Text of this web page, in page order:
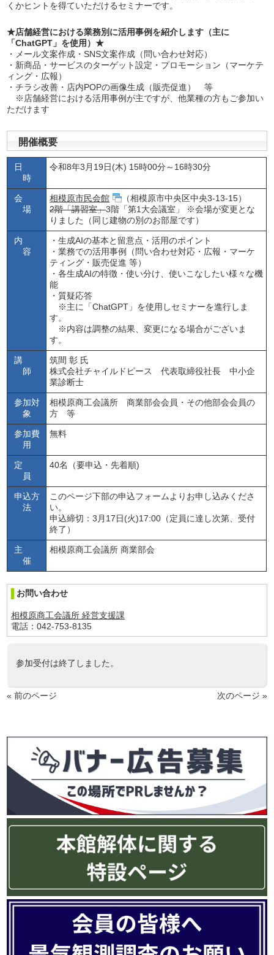
くかヒントを得ていただけるセミナーです。
★店舗経営における業務別に活用事例を紹介します（主に
「ChatGPT」を使用）★
・メール文案作成・SNS文案作成（問い合わせ対応）
・新商品・サービスのターゲット設定・プロモーション（マーケテ
ィング・広報）
・チラシ改善・店内POPの画像生成（販売促進） 等
※店舗経営における活用事例が主ですが、他業種の方もご参加い
ただけます
開催概要
日
時
令和8年3月19日(木) 15時00分～16時30分
会
場
相模原市民会館
（相模原市中央区中央3-13-15）
2階「講習室」3階「第1大会議室」 ※会場が変更とな
りました（同じ建物の別のお部屋です）
内
容
・生成AIの基本と留意点・活用のポイント
・業務での活用事例（問い合わせ対応・広報・マーケ
ティング・販売促進 等）
・各生成AIの特徴・使い分け、使いこなしたい様々な機
能
・質疑応答
※主に「ChatGPT」を使用しセミナーを進行しま
す。
※内容は調整の結果、変更になる場合がございま
す。
講
師
筑間 彰 氏
株式会社チャイルドピース 代表取締役社長 中小企
業診断士
参加対
象
相模原商工会議所 商業部会会員・その他部会会員の
方 等
参加費
用
無料
定
員
40名（要申込・先着順)
申込方
法
このページ下部の申込フォームよりお申し込みくださ
い。
申込締切：3月17日(火)17:00（定員に達し次第、受付
終了）
主
催
相模原商工会議所 商業部会
お問い合わせ
相模原商工会議所 経営支援課
電話：042-753-8135
参加受付は終了しました。
« 前のページ 次のページ »